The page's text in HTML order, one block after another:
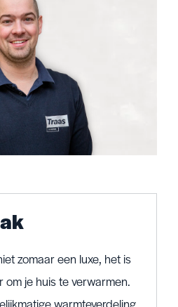
zomaar een luxe, het is
je huis te verwarmen.
warmteverdeling